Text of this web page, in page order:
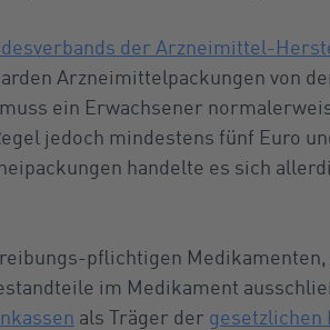
der Arzneimittel-
Arzneimittelpackungen von
ein Erwachsener
jedoch mindestens fünf Euro
handelte es sich
pflichtigen
im Medikament
als Träger der gesetzlichen